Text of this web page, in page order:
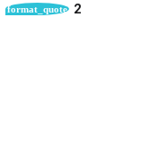
format_quote 2